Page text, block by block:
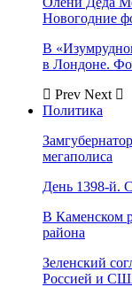
Новогодние
В
в Лондоне.
Prev Next
Политика
мегаполиса
День 1398-й.
В Каменском
района
Зеленский
Россией и